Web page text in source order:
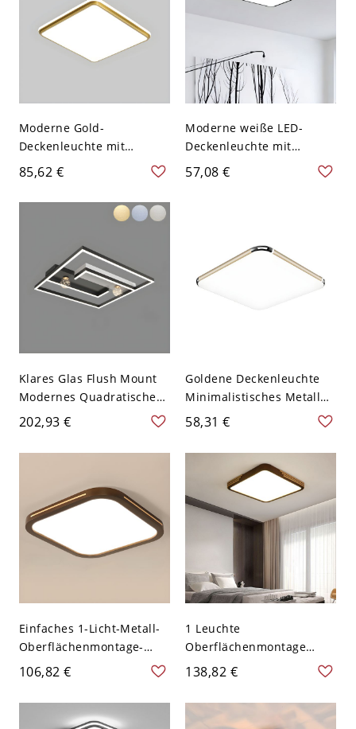
Moderne Gold-
Deckenleuchte mit
weißem Schirm und LED-
Lampen - 110V-120V 49,53
cm Weißlicht
85,62 €
Moderne weiße LED-
Deckenleuchte mit
Acrylschirm - 1-Licht,
16x16 Zoll - Schwarz 110V-
57,08 €
Klares Glas Flush Mount
Modernes Quadratisches
Deckenleuchten-Fixture
für Wohnzimmer -
Schwarz 110V-120V 50,8
202,93 €
Goldene Deckenleuchte
Minimalistisches Metall
12" Breite LED-
Deckenleuchte
58,31 €
Einfaches 1-Licht-Metall-
Oberflächenmontage-
Deckenlicht mit Polymer-
Schirm, LED-Licht,
Direktverdrahtet, 110V-
120V, 16", Drei Stufen
106,82 €
1 Leuchte
Oberflächenmontage
Plume Verdrahtet
Gemütliche
Deckenleuchte mit
Polymethylmethacrylat
138,82 €